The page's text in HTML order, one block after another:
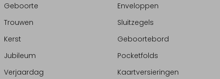
Geboorte
Trouwen
Kerst
Jubileum
Verjaardag
Enveloppen
Sluitzegels
Geboortebord
Pocketfolds
Kaartversieringen